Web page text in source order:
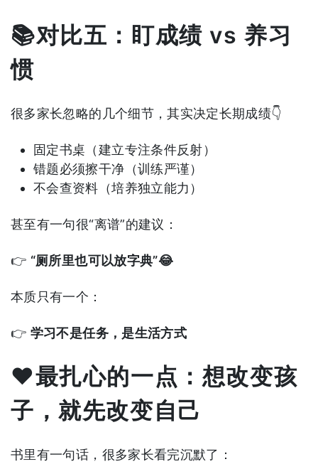
📚对比五：盯成绩 vs 养习
惯
很多家长忽略的几个细节，其实决定长期成绩👇
固定书桌（建立专注条件反射）
错题必须擦干净（训练严谨）
不会查资料（培养独立能力）
甚至有一句很“离谱”的建议：
👉 “厕所里也可以放字典”😂
本质只有一个：
👉 学习不是任务，是生活方式
❤️最扎心的一点：想改变孩
子，就先改变自己
书里有一句话，很多家长看完沉默了：